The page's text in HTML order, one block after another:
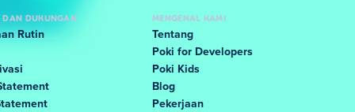
DUKUNGAN
Rutin
MENGENAL KAMI
Tentang
Poki for Developers
Poki Kids
Blog
Pekerjaan